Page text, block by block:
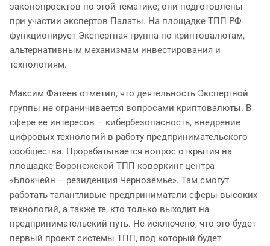
законопроектов по этой тематике; они подготовлены
при участии экспертов Палаты. На площадке ТПП РФ
функционирует Экспертная группа по криптовалютам,
альтернативным механизмам инвестирования и
технологиям.
Максим Фатеев отметил, что деятельность Экспертной
группы не ограничивается вопросами криптовалюты. В
сфере ее интересов – кибербезопасность, внедрение
цифровых технологий в работу предпринимательского
сообщества. Прорабатывается вопрос открытия на
площадке Воронежской ТПП коворкинг-центра
«Блокчейн – резиденция Черноземье». Там смогут
работать талантливые предприниматели сферы высоких
технологий, а также те, кто только выходит на
предпринимательский путь. Не исключено, что это будет
первый проект системы ТПП, под который будет